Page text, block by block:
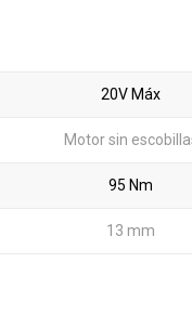
20V Máx
Motor sin
95 Nm
13 mm